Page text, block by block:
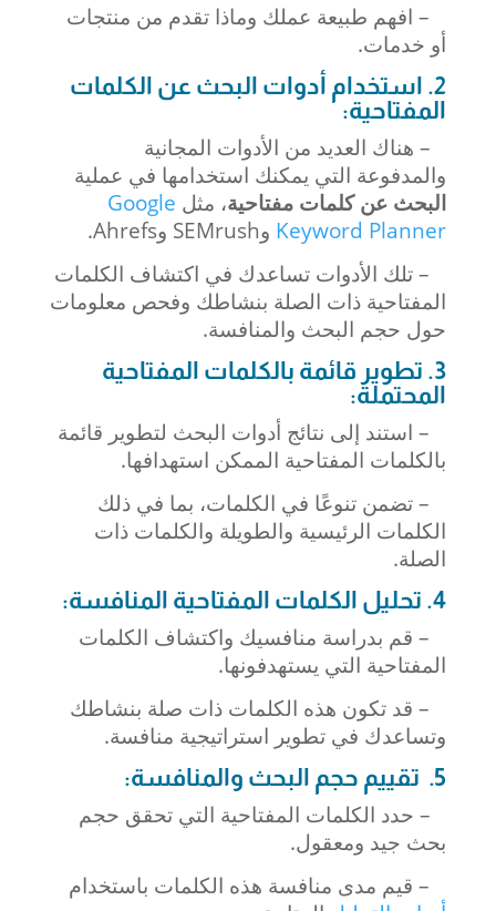
– افهم طبيعة عملك وماذا تقدم من منتجات
أو خدمات.
2. استخدام أدوات البحث عن الكلمات
المفتاحية:
– هناك العديد من الأدوات المجانية
والمدفوعة التي يمكنك استخدامها في عملية
البحث عن كلمات مفتاحية، مثل Google
Keyword Planner وSEMrush وAhrefs.
– تلك الأدوات تساعدك في اكتشاف الكلمات
المفتاحية ذات الصلة بنشاطك وفحص معلومات
حول حجم البحث والمنافسة.
3. تطوير قائمة بالكلمات المفتاحية
المحتملة:
– استند إلى نتائج أدوات البحث لتطوير قائمة
بالكلمات المفتاحية الممكن استهدافها.
– تضمن تنوعًا في الكلمات، بما في ذلك
الكلمات الرئيسية والطويلة والكلمات ذات
الصلة.
4. تحليل الكلمات المفتاحية المنافسة:
– قم بدراسة منافسيك واكتشاف الكلمات
المفتاحية التي يستهدفونها.
– قد تكون هذه الكلمات ذات صلة بنشاطك
وتساعدك في تطوير استراتيجية منافسة.
5. تقييم حجم البحث والمنافسة:
– حدد الكلمات المفتاحية التي تحقق حجم
بحث جيد ومعقول.
– قيم مدى منافسة هذه الكلمات باستخدام